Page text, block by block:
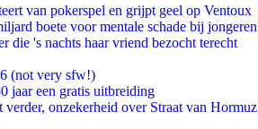
van pokerspel en grijpt geel op Ventoux
boete voor mentale schade bij jongeren
die 's nachts haar vriend bezocht terecht
(not very sfw!)
jaar een gratis uitbreiding
verder, onzekerheid over Straat van Hormuz